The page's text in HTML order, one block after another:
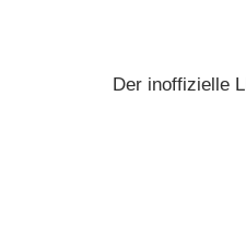
Der inoffizielle